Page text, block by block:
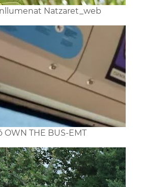
Natzaret_web
THE BUS-EMT